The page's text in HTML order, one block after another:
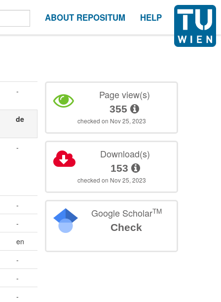
ABOUT REPOSITUM HELP
-
de
-
-
-
en
-
-
-
Page view(s)
355
checked on Nov 25, 2023
Download(s)
153
checked on Nov 25, 2023
Google ScholarTM
Check